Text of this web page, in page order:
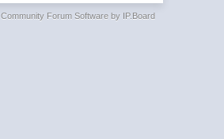
Community Forum Software by IP.Board